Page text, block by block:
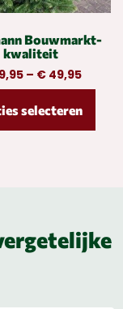
Bouwmarkt-
kwaliteit
– € 49,95
selecteren